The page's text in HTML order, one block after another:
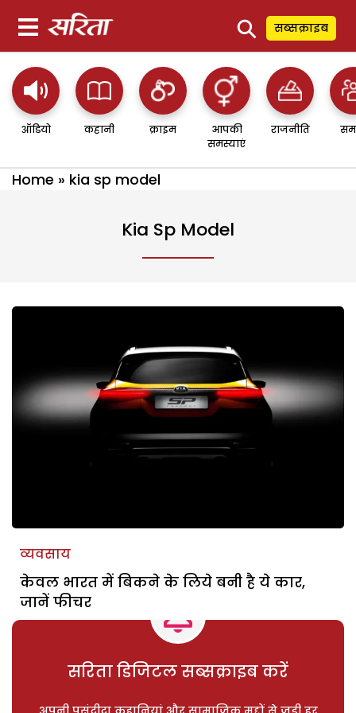
⚲ सब्सक्राइब
ऑडियो कहानी क्राइम
आपकी
समस्याएं
राजनीति
Home » kia sp model
Kia Sp Model
व्यवसाय
केवल भारत में बिकने के लिये बनी है ये कार,
जानें फीचर
सरिता डिजिटल सब्सक्राइब करें